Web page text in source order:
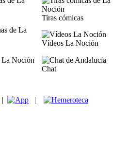
Tiras cómicas
Vídeos La Noción
Chat
| |